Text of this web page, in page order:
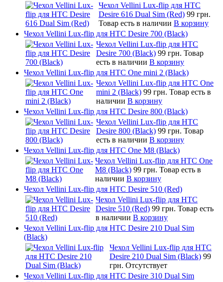
Чехол Vellini Lux-flip для HTC
Desire 616 Dual Sim (Red) 99 грн.
Товар есть в наличии В корзину
Чехол Vellini Lux-flip для HTC Desire 700 (Black)
Чехол Vellini Lux-flip для HTC
Desire 700 (Black) 99 грн. Товар
есть в наличии В корзину
Чехол Vellini Lux-flip для HTC One mini 2 (Black)
Чехол Vellini Lux-flip для HTC One
mini 2 (Black) 99 грн. Товар есть в
наличии В корзину
Чехол Vellini Lux-flip для HTC Desire 800 (Black)
Чехол Vellini Lux-flip для HTC
Desire 800 (Black) 99 грн. Товар
есть в наличии В корзину
Чехол Vellini Lux-flip для HTC One M8 (Black)
Чехол Vellini Lux-flip для HTC One
M8 (Black) 99 грн. Товар есть в
наличии В корзину
Чехол Vellini Lux-flip для HTC Desire 510 (Red)
Чехол Vellini Lux-flip для HTC
Desire 510 (Red) 99 грн. Товар есть
в наличии В корзину
Чехол Vellini Lux-flip для HTC Desire 210 Dual Sim
(Black)
Чехол Vellini Lux-flip для HTC
Desire 210 Dual Sim (Black) 99
грн. Отсутствует
Чехол Vellini Lux-flip для HTC Desire 310 Dual Sim